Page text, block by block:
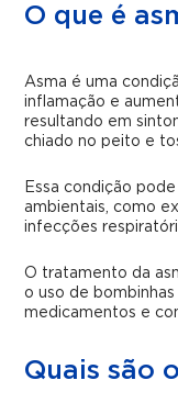
O que é
Asma é uma
inflamação e
resultando em
chiado no peito e
Essa condição
ambientais, como
infecções
O tratamento da
o uso de
medicamentos e
Quais são